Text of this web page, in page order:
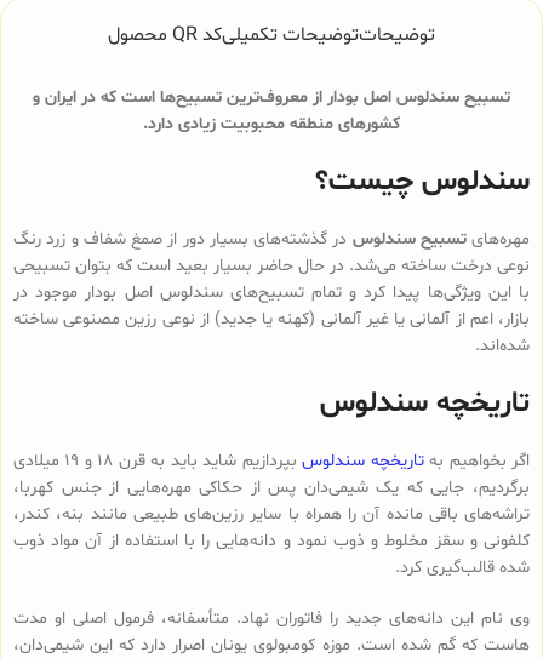
توضیحاتتوضیحات تکمیلیکد QR محصول
تسبیح سندلوس اصل بودار از معروف‌ترین تسبیح‌ها است که در ایران و
کشورهای منطقه محبوبیت زیادی دارد.
سندلوس چیست؟
مهره‌هایتسبیح سندلوس در گذشته‌های بسیار دور از صمغ شفاف و زرد رنگ
نوعی درخت ساخته می‌شد. در حال حاضر بسیار بعید است که بتوان تسبیحی
با این ویژگی‌ها پیدا کرد و تمام تسبیح‌های سندلوس‌ اصل بودار موجود در
بازار، اعم از آلمانی یا غیر آلمانی (کهنه یا جدید) از نوعی رزین مصنوعی ساخته
شده‌اند.
تاریخچه سندلوس
اگر بخواهیم بهتاریخچه سندلوس
بپردازیم شاید باید به قرن 18 و 19 میلادی
برگردیم، جایی که یک شیمی‌دان پس از حکاکی مهره‌هایی از جنس کهربا،
تراشه‌های باقی مانده آن را همراه با سایر رزین‌های طبیعی مانند بنه، کندر،
کلفونی و سقز مخلوط و ذوب نمود و دانه‌هایی را با استفاده از آن مواد ذوب
شده قالب‌گیری کرد.
وی نام این دانه‌های جدید را فاتوران نهاد. متأسفانه، فرمول اصلی او مدت
هاست که گم شده است. موزه کومبولوی یونان اصرار دارد که این شیمی‌دان،